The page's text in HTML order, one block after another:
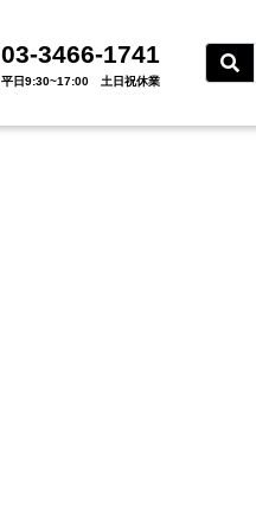
03-3466-1741
平⽇9:30~17:00 ⼟⽇祝休業